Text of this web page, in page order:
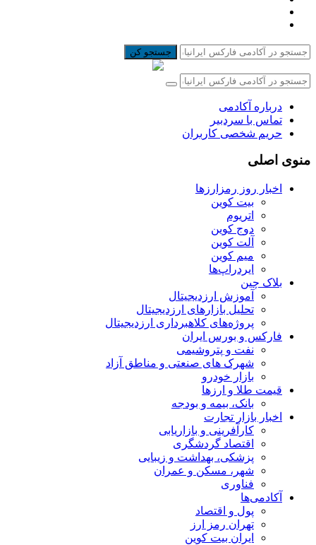
جستجو کن
درباره آکادمی
تماس با سردبیر
حریم شخصی کاربران
منوی اصلی
اخبار روز رمزارزها
بیت کوین
اتریوم
دوج کوین
آلت کوین
میم کوین‌
ایردراپ‌ها
بلاک چین
آموزش ارزدیجیتال
تحلیل بازارهای ارزدیجیتال
پروژه‌های کلاهبرداری ارزدیجیتال
فارکس و بورس ایران
نفت و پتروشیمی
شهرک های صنعتی و مناطق آزاد
بازار خودرو
قیمت طلا و ارزها
بانک، بیمه و بودجه
اخبار بازار تجارت
کارآفرینی و بازاریابی
اقتصاد گردشگری
پزشکی، بهداشت و زیبایی
شهر، مسکن و عمران
فناوری
آکادمی‌ها
پول و اقتصاد
تهران رمز ارز
ایران بیت کوین